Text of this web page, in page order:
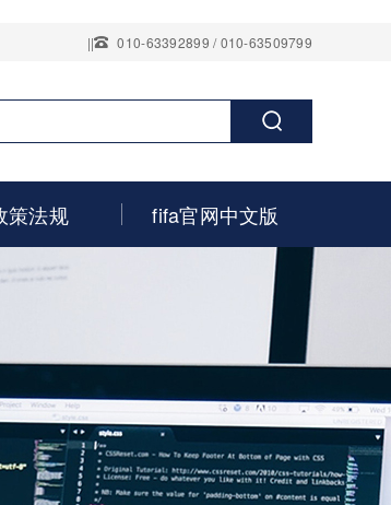
|| 010-63392899 / 010-63509799
策法规 fifa官网中文版